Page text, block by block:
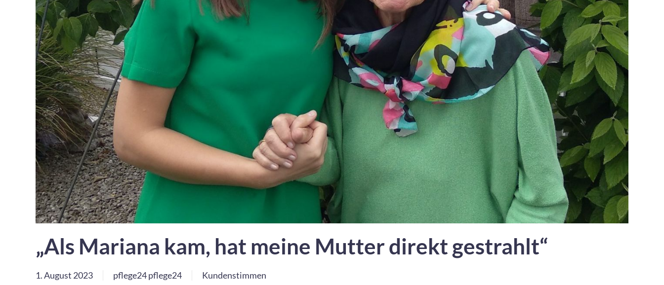
„Als Mariana kam, hat meine Mutter direkt gestrahlt“
1. August 2023 pflege24 pflege24 Kundenstimmen